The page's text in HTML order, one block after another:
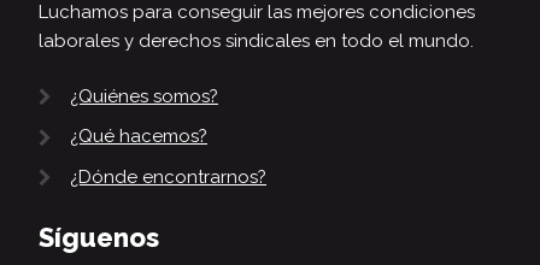
Luchamos para conseguir las mejores condiciones
laborales y derechos sindicales en todo el mundo.
¿Quiénes somos?
¿Qué hacemos?
¿Dónde encontrarnos?
Síguenos